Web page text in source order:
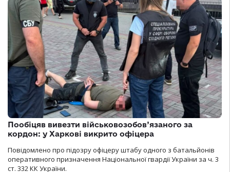
Пообіцяв вивезти військовозобов’язаного за
кордон: у Харкові викрито офіцера
Повідомлено про підозру офіцеру штабу одного з батальйонів
оперативного призначення Національної гвардії України за ч. 3
ст. 332 КК України.